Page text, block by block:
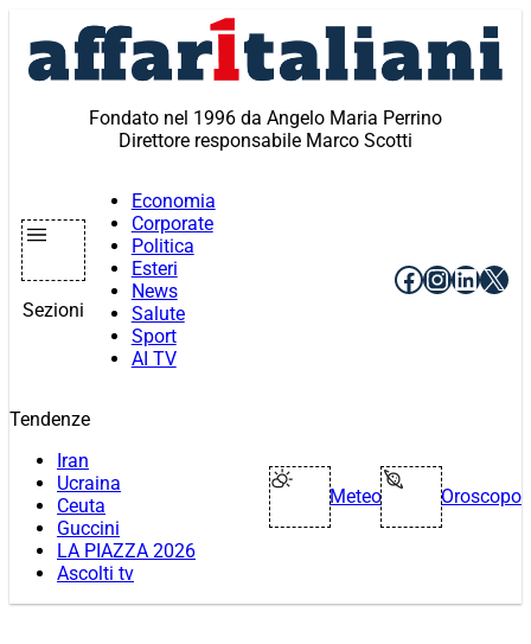
contenuto
Fondato nel 1996 da Angelo Maria Perrino
Direttore responsabile Marco Scotti
Sezioni
Economia
Corporate
Politica
Esteri
News
Salute
Sport
AI TV
Facebook
X
Tendenze
Iran
Ucraina
Ceuta
Guccini
LA PIAZZA 2026
Ascolti tv
Meteo Oroscopo